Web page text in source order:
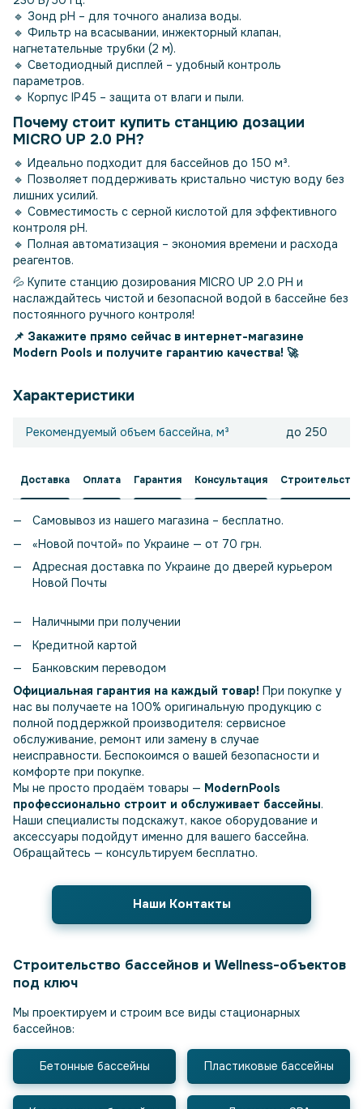
🔹 Зонд pH – для точного анализа воды.
🔹 Фильтр на всасывании, инжекторный клапан,
нагнетательные трубки (2 м).
🔹 Светодиодный дисплей – удобный контроль
параметров.
🔹 Корпус IP45 – защита от влаги и пыли.
Почему стоит купить станцию дозации
MICRO UP 2.0 PH?
🔹 Идеально подходит для бассейнов до 150 м³.
🔹 Позволяет поддерживать кристально чистую воду без
лишних усилий.
🔹 Совместимость с серной кислотой для эффективного
контроля pH.
🔹 Полная автоматизация – экономия времени и расхода
реагентов.
💦 Купите станцию дозирования MICRO UP 2.0 PH и
наслаждайтесь чистой и безопасной водой в бассейне без
постоянного ручного контроля!
📌 Закажите прямо сейчас в интернет-магазине
Modern Pools и получите гарантию качества! 🚀
Характеристики
Рекомендуемый объем бассейна, м³ до 250
Доставка Оплата Гарантия Консультация Строительство
Самовывоз из нашего магазина – бесплатно.
«Новой почтой» по Украине — от 70 грн.
Адресная доставка по Украине до дверей курьером
Новой Почты
Наличными при получении
Кредитной картой
Банковским переводом
Официальная гарантия на каждый товар! При покупке у
нас вы получаете на 100% оригинальную продукцию с
полной поддержкой производителя: сервисное
обслуживание, ремонт или замену в случае
неисправности. Беспокоимся о вашей безопасности и
комфорте при покупке.
Мы не просто продаём товары — ModernPools
профессионально строит и обслуживает бассейны.
Наши специалисты подскажут, какое оборудование и
аксессуары подойдут именно для вашего бассейна.
Обращайтесь — консультируем бесплатно.
Наши Контакты
Строительство бассейнов и Wellness-объектов
под ключ
Мы проектируем и строим все виды стационарных
бассейнов:
Бетонные бассейны Пластиковые бассейны